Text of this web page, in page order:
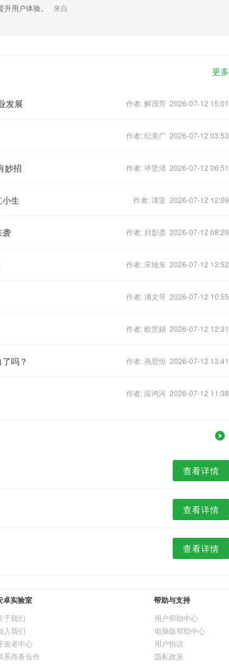
升用户体验。
来自
更多
发展 作者: 解茂芳 2026-07-12 15:01
作者: 纪美广 2026-07-12 03:53
妙招 作者: 毕坚清 2026-07-12 06:51
小生 作者: 谭亚 2026-07-12 12:09
袭 作者: 封影彦 2026-07-12 08:26
作者: 宋雄东 2026-07-12 13:52
作者: 浦文苛 2026-07-12 10:55
作者: 欧罡娟 2026-07-12 12:31
吗？ 作者: 燕思恒 2026-07-12 13:41
作者: 应鸿河 2026-07-12 11:38
查看详情
查看详情
查看详情
卓实验室
于我们
入我们
发者中心
系商务合作
帮助与支持
用户帮助中心
电脑版帮助中心
用户协议
隐私政策